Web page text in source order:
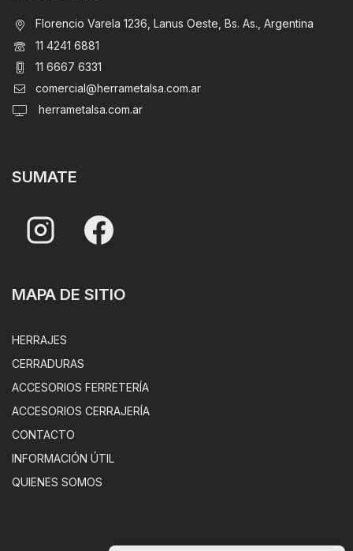
Florencio Varela 1236, Lanus Oeste, Bs. As., Argentina
11 4241 6881
11 6667 6331
comercial@herrametalsa.com.ar
herrametalsa.com.ar
SUMATE
MAPA DE SITIO
HERRAJES
CERRADURAS
ACCESORIOS FERRETERÍA
ACCESORIOS CERRAJERÍA
CONTACTO
INFORMACIÓN ÚTIL
QUIENES SOMOS